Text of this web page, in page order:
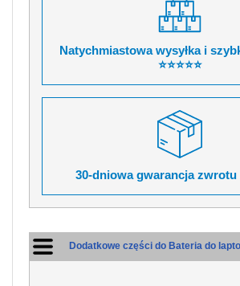
Natychmiastowa wysyłka i
⭐⭐⭐⭐⭐
30-dniowa gwarancja zwrotu
Dodatkowe części do Bateria do